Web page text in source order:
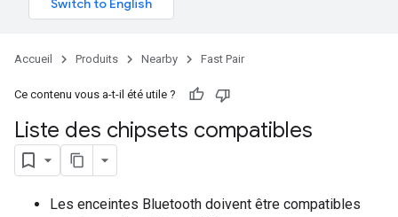
Accueil Produits Nearby Fast Pair
Ce contenu vous a-t-il été utile ?
Liste des chipsets compatibles
Les enceintes Bluetooth doivent être compatibles